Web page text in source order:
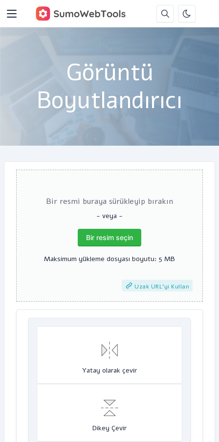
Görüntü
Boyutlandırıcı
Bir resmi buraya sürükleyip bırakın
- veya -
Bir resim seçin
Maksimum yükleme dosyası boyutu: 5 MB
Uzak URL'yi Kullan
Yatay olarak çevir
Dikey Çevir